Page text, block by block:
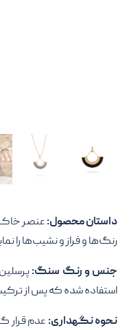
داستان محصول:عنصر خاک
رنگ‌ها و فراز و نشیب‌ها را
جنس و رنگ سنگ:
استفاده شده که پس از ترکیب و
نحوه نگهداری: عدم قرار